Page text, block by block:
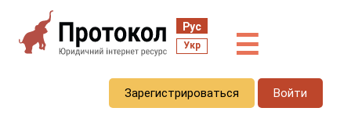
Рус
Укр ☰
Зарегистрироваться Войти